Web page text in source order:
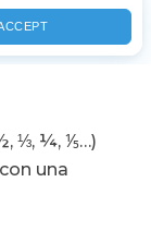
⅓, ¼, ⅕…)
una